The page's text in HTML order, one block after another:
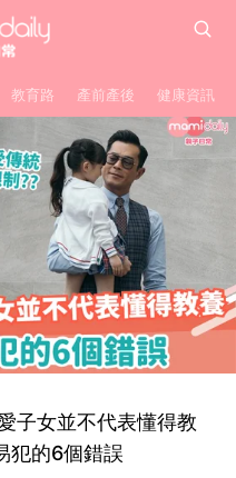
教育路 產前產後 健康資訊
子女並不代表懂得教
犯的6個錯誤